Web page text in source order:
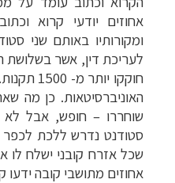
אחוזים יודעי קרוא
ומקורותיו באותם שני
לעריכת דין, אשר בשלושת
חוקקו
האוניברסיטאות. כן מה
שוחררו – חופש, אבל לא
סטודנט נדרש ללכת לכפר
אחוזים מתושבי קובה ידעו